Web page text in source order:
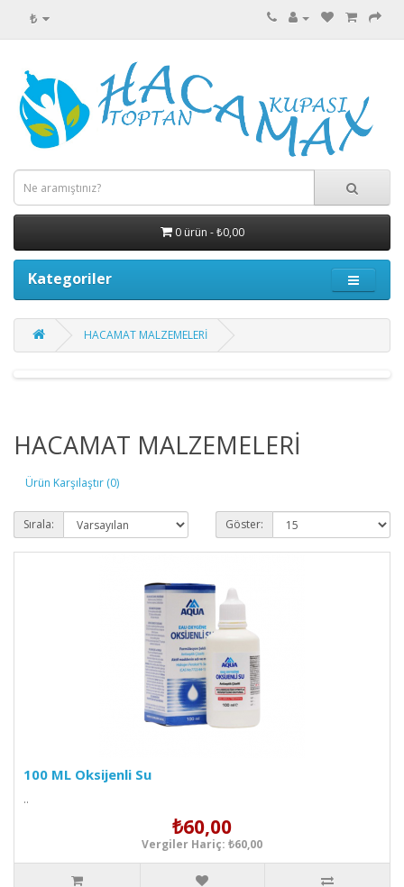
₺
0 ürün - ₺0,00
Kategoriler
HACAMAT MALZEMELERİ
HACAMAT MALZEMELERİ
Ürün Karşılaştır (0)
Sırala: Göster:
100 ML Oksijenli Su
..
₺60,00
Vergiler Hariç: ₺60,00